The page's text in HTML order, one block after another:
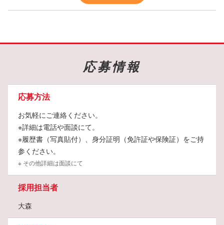
ランチ作りなので、勤務はお昼過ぎ（14:00）まで
午後からは家事やプライベートなど自由な時間を満喫できます。
さらに土日月祝はお休みなので、週末の予定も立てやすいですよ♪
快適にマイカー通勤OKです。（通勤費も支給いたします。）
40代・50代のミドル世代が活躍中！
チームワークを大切にし、料理を楽しみながら働ける職場です。
自分の時間も大切
応募情報
応募方法
お気軽にご連絡ください。
※詳細は電話や面談にて。
※履歴書（写真貼付）、身分証明（免許証や保険証）をご持
参ください。
※ その他詳細は面談にて
採用担当者
大森